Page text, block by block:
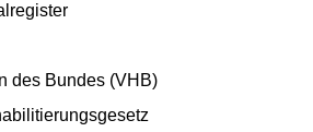
des Bundes (VHB)